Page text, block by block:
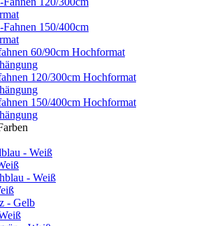
Fahnen 150/400cm
60/90cm Hochformat
120/300cm Hochformat
150/400cm Hochformat
- Weiß
- Weiß
- Gelb